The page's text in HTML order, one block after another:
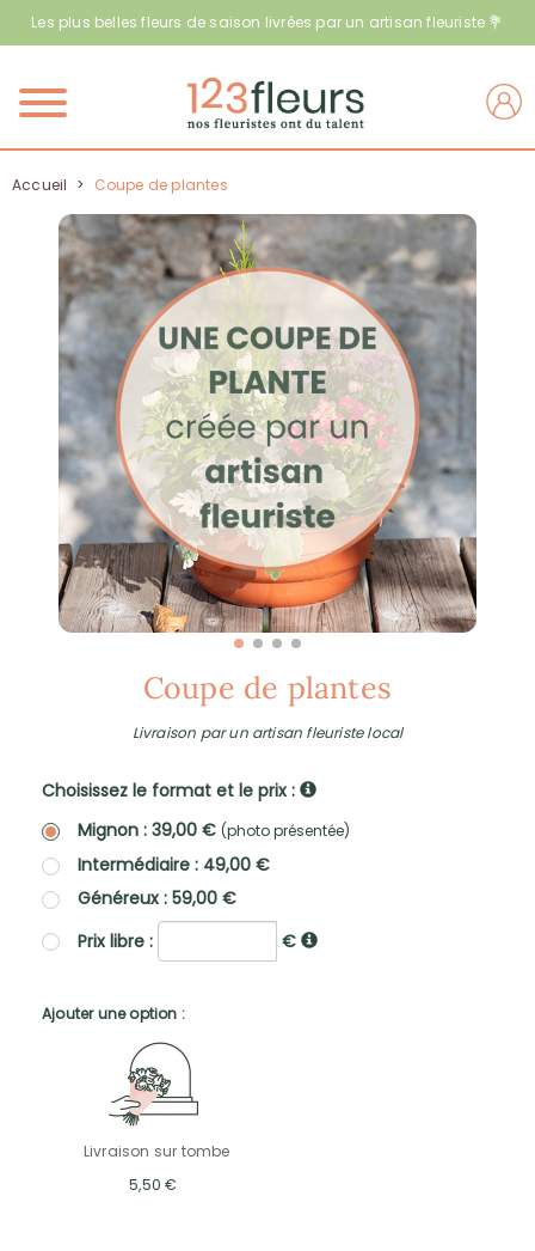
Les plus belles fleurs de saison livrées par un artisan fleuriste 💐
Menu
Accueil > Coupe de plantes
Coupe de plantes
Livraison par un artisan fleuriste local
Choisissez le format et le prix :
Mignon : 39,00 € (photo présentée)
Intermédiaire : 49,00 €
Généreux : 59,00 €
Prix libre :
€
Ajouter une option :
Livraison sur tombe
5,50 €